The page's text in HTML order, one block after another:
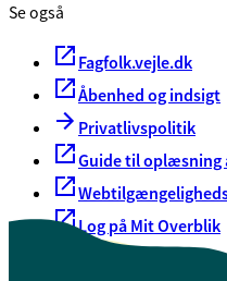
Se også
Fagfolk.vejle.dk
Åbenhed og indsigt
Privatlivspolitik
Guide til oplæsning
Log på Mit Overblik